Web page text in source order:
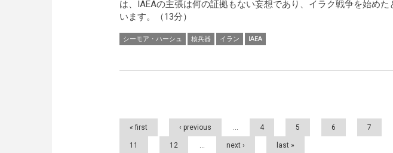
は、IAEAの主張は何の証拠もない妄想であり、イラク戦争を始め
います。（13分）
シーモア・ハーシュ 核兵器 イラン IAEA
Pages
« first ‹ previous … 4 5 6 7
11 12 … next › last »